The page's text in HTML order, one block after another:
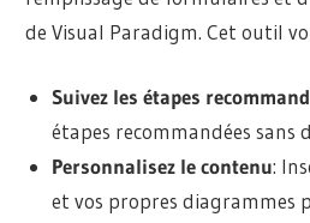
de Visual Paradigm. Cet outil
Suivez les étapes
étapes recommandées sans
Personnalisez le contenu:
et vos propres diagrammes